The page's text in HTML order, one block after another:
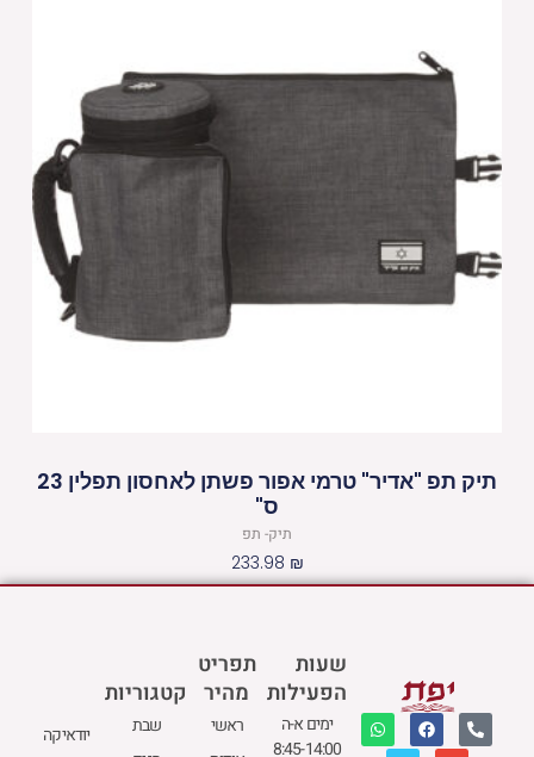
תיק תפ "אדיר" טרמי אפור פשתן לאחסון תפלין 23
ס"
תיק- תפ
233.98 ₪
שעות
הפעילות
ימים א-ה
8:45-14:00
תפריט
מהיר
ראשי
P
h
F
a
W
h
E
M
קטגוריות
שבת
יודאיקה